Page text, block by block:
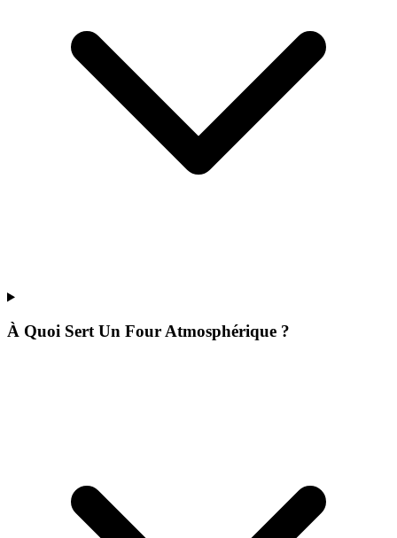
À Quoi Sert Un Four Atmosphérique ?